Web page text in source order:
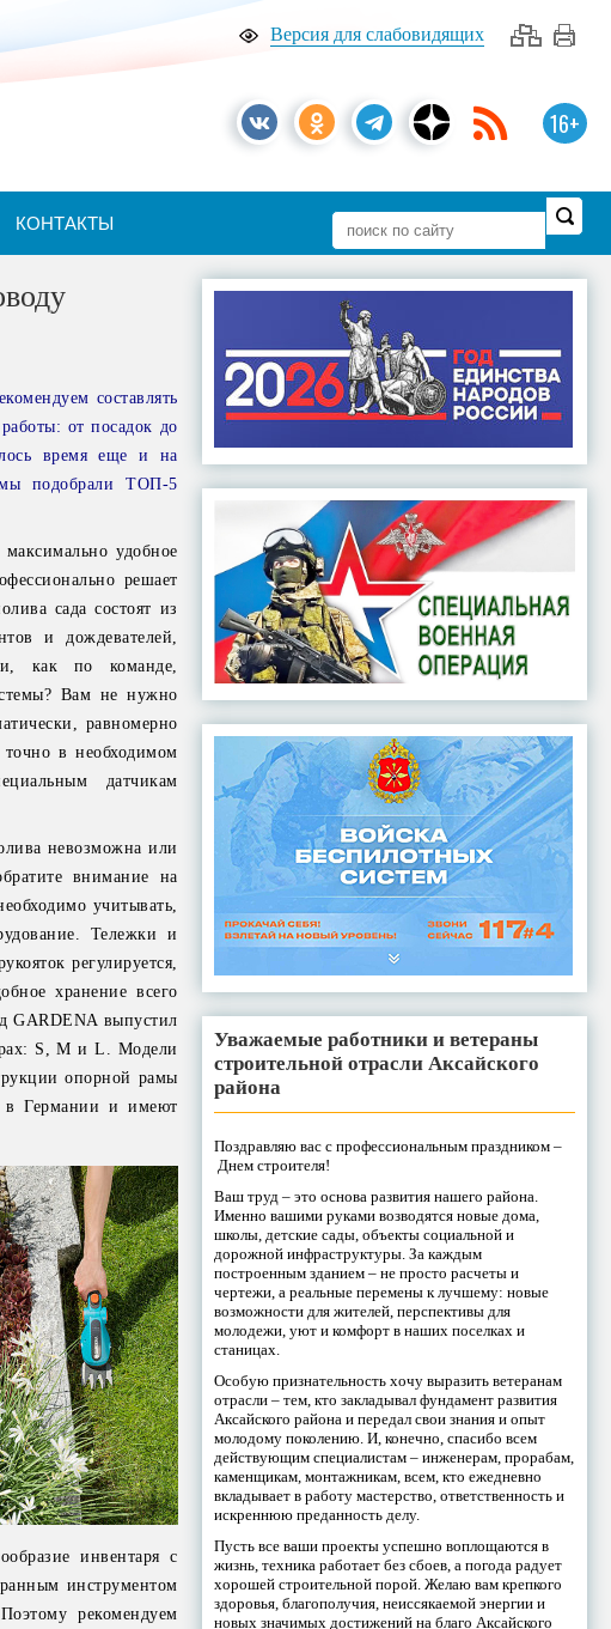
Версия для слабовидящих
16+
КОНТАКТЫ
составлять
от посадок до
время еще и на
мы подобрали ТОП-5
удобное
решает
сада состоят из
и дождевателей,
и, как по команде,
Вам не нужно
равномерно
в необходимом
датчикам
невозможна или
внимание на
учитывать,
Тележки и
регулируется,
хранение всего
GARDENA выпустил
S, M и L. Модели
опорной рамы
в Германии и имеют
инвентаря с
инструментом
рекомендуем
Уважаемые работники и ветераны
строительной отрасли Аксайского
района
Поздравляю вас с профессиональным праздником –
Днем строителя!
Ваш труд – это основа развития нашего района.
Именно вашими руками возводятся новые дома,
школы, детские сады, объекты социальной и
дорожной инфраструктуры. За каждым
построенным зданием – не просто расчеты и
чертежи, а реальные перемены к лучшему: новые
возможности для жителей, перспективы для
молодежи, уют и комфорт в наших поселках и
станицах.
Особую признательность хочу выразить ветеранам
отрасли – тем, кто закладывал фундамент развития
Аксайского района и передал свои знания и опыт
молодому поколению. И, конечно, спасибо всем
действующим специалистам – инженерам, прорабам,
каменщикам, монтажникам, всем, кто ежедневно
вкладывает в работу мастерство, ответственность и
искреннюю преданность делу.
Пусть все ваши проекты успешно воплощаются в
жизнь, техника работает без сбоев, а погода радует
хорошей строительной порой. Желаю вам крепкого
здоровья, благополучия, неиссякаемой энергии и
новых значимых достижений на благо Аксайского